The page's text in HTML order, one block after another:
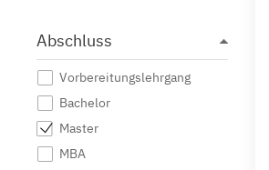
Abschluss
Vorbereitungslehrgang
Bachelor
Master
MBA